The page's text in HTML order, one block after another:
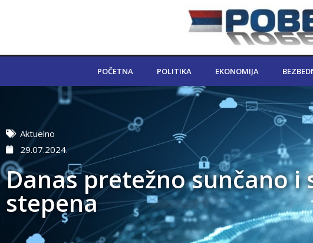
POČETNA POLITIKA EKONOMIJA
Aktuelno
29.07.2024.
Danas pretežno sunčano i
stepena